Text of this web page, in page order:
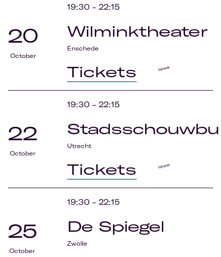
20
October
opera
19:30 - 22:15
Wilminktheater
Enschede
Tickets
22
October
opera
19:30 - 22:15
Utrecht
Tickets
25
October
19:30 - 22:15
De Spiegel
Zwolle